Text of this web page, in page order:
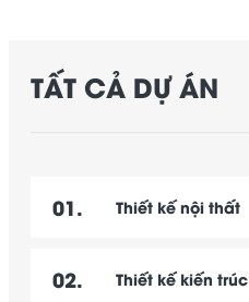
TẤT CẢ DỰ ÁN
01. Thiết kế nội thất
02. Thiết kế kiến trúc